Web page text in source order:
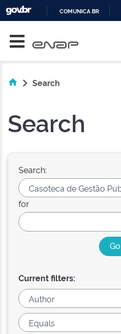
COMUNICA BR
Search
Search
Search:
for
Current filters: